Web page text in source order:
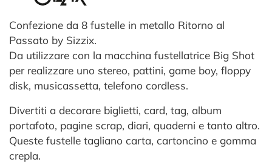
Confezione da 8 fustelle in metallo Ritorno al
Passato by Sizzix.
Da utilizzare con la macchina fustellatrice Big Shot
per realizzare uno stereo, pattini, game boy, floppy
disk, musicassetta, telefono cordless.
Divertiti a decorare biglietti, card, tag, album
portafoto, pagine scrap, diari, quaderni e tanto altro.
Queste fustelle tagliano carta, cartoncino e gomma
crepla.